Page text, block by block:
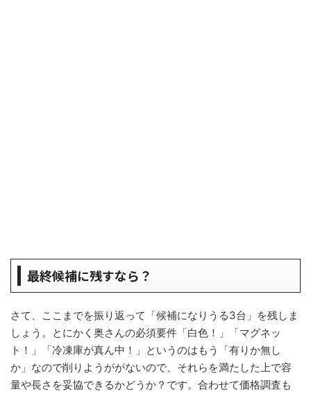
最終候補に残すなら？
さて、ここまでを振り返って「候補になりうる3台」を残しま
しょう。とにかく奥さんの必須要件「白色！」「マグネッ
ト！」「冷凍庫が真ん中！」というのはもう「有りか無し
か」なので削りようががないので、それらを満たした上で容
量や長さを妥協できるかどうか？です。合わせて価格調査も